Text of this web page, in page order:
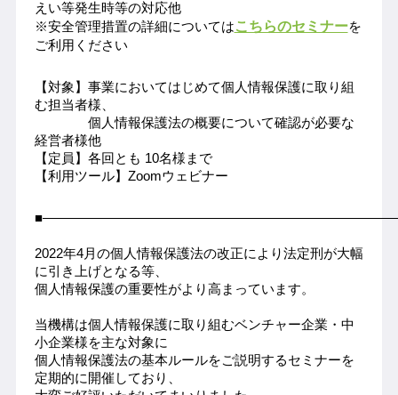
えい等発生時等の対応他
※安全管理措置の詳細についてはこちらのセミナーを
ご利用ください
【対象】事業においてはじめて個人情報保護に取り組
む担当者様、
個人情報保護法の概要について確認が必要な
経営者様他
【定員】各回とも 10名様まで
【利用ツール】Zoomウェビナー
2022年4月の個人情報保護法の改正により法定刑が大幅
に引き上げとなる等、
個人情報保護の重要性がより高まっています。
当機構は個人情報保護に取り組むベンチャー企業・中
小企業様を主な対象に
個人情報保護法の基本ルールをご説明するセミナーを
定期的に開催しており、